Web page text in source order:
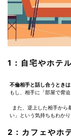
1：自宅やホテ
不倫相手と話し合うとき
もし、相手に「部屋で脅
また、逆上した相手から
い」という気持ちもわか
2：カフェやホ